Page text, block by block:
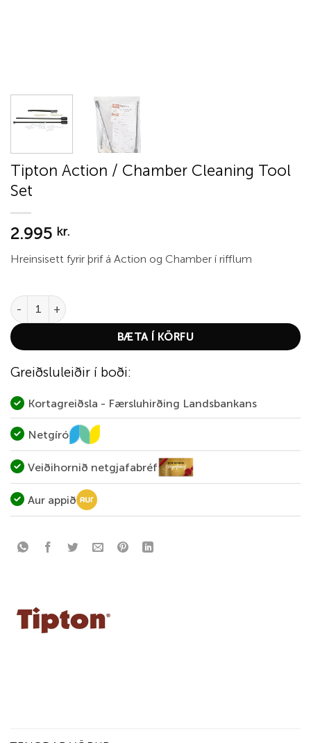
Tipton Action / Chamber Cleaning Tool
Set
2.995 kr.
Hreinsisett fyrir þrif á Action og Chamber í rifflum
Tipton Action / Chamber Cleaning Tool Set quantity
BÆTA Í KÖRFU
Greiðsluleiðir í boði:
Kortagreiðsla - Færsluhirðing Landsbankans
Netgíró
Veiðihornið netgjafabréf
Aur appið